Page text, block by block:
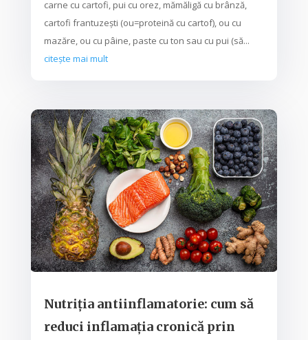
carne cu cartofi, pui cu orez, mămăligă cu brânză,
cartofi frantuzești (ou=proteină cu cartof), ou cu
mazăre, ou cu pâine, paste cu ton sau cu pui (să...
citește mai mult
Nutriția antiinflamatorie: cum să
reduci inflamația cronică prin